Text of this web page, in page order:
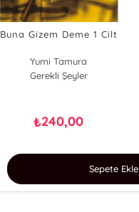
Buna Gizem Deme 1 Cilt
Yumi Tamura
Gerekli Şeyler
₺240,00
Sepete Ekle